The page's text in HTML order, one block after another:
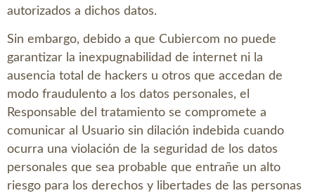
autorizados a dichos datos.
Sin embargo, debido a que Cubiercom no puede
garantizar la inexpugnabilidad de internet ni la
ausencia total de hackers u otros que accedan de
modo fraudulento a los datos personales, el
Responsable del tratamiento se compromete a
comunicar al Usuario sin dilación indebida cuando
ocurra una violación de la seguridad de los datos
personales que sea probable que entrañe un alto
riesgo para los derechos y libertades de las personas